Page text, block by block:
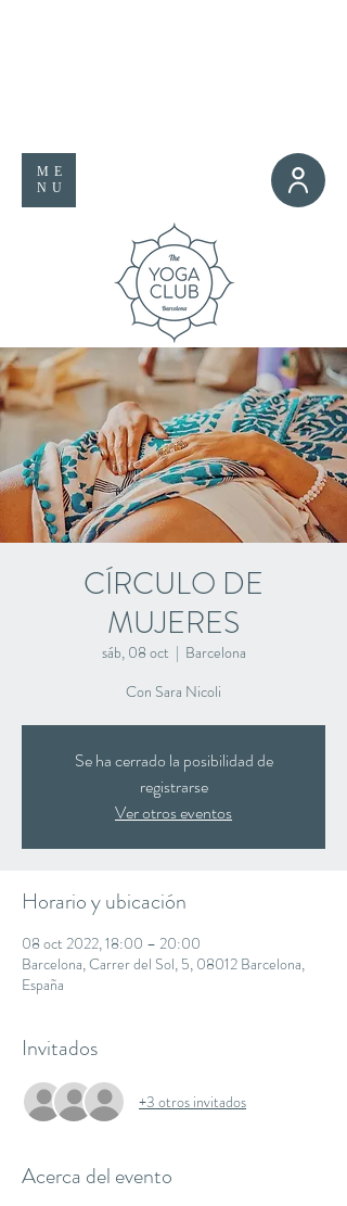
ME
NU
CÍRCULO DE
MUJERES
sáb, 08 oct
  |
Barcelona
Con Sara Nicoli
Se ha cerrado la posibilidad de
registrarse
Ver otros eventos
Horario y ubicación
08 oct 2022, 18:00 – 20:00
Barcelona, Carrer del Sol, 5, 08012 Barcelona,
España
Invitados
+3 otros invitados
Acerca del evento